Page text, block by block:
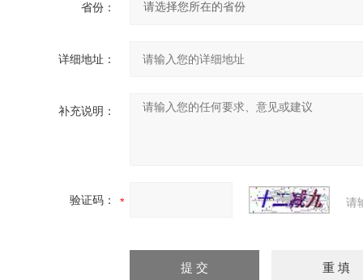
省份：
详细地址：
补充说明：
验证码： 请